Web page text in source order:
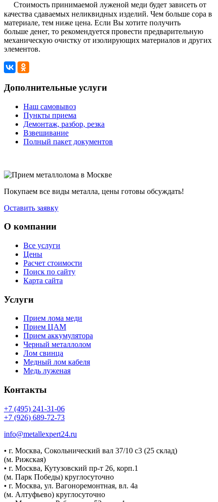
Стоимость принимаемой луженой меди будет зависеть от
качества сдаваемых неликвидных изделий. Чем больше сора в
материале, тем ниже цена. Если Вы хотите получить
больше денег, то рекомендуется провести предварительную
механическую очистку от изолирующих материалов и других
элементов.
Дополнительные услуги
Наш самовывоз
Пункты приема
Демонтаж, разбор, резка
Взвешивание
Полный пакет документов
Покупаем все виды металла, цены готовы обсуждать!
Оставить заявку
О компании
Все услуги
Цены
Расчет стоимости
Поиск по сайту
Карта сайта
Услуги
Прием лома меди
Прием ЦАМ
Прием аккумулятора
Черный металлолом
Лом свинца
Медный лом кабеля
Медь луженая
Контакты
+7 (495) 241-31-06
+7 (926) 689-72-73
info@metallexpert24.ru
• г. Москва, Сокольнический вал 37/10 с3 (25 склад)
(м. Рижская)
• г. Москва, Кутузовский пр-т 26, корп.1
(м. Парк Победы) круглосуточно
• г. Москва, ул. Вагоноремонтная, вл. 4а
(м. Алтуфьево) круглосуточно